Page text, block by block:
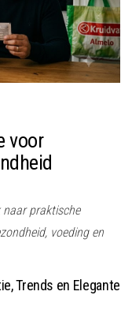
voor
naar praktische
voeding en
Trends en Elegante